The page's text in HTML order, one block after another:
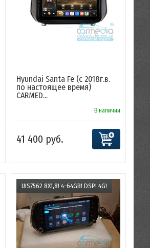
Hyundai Santa Fe (с 2018г.в.
по настоящее время)
CARMED...
В наличии
41 400 руб.
UIS7562 8X1,8! 4-64GB! DSP! 4G!